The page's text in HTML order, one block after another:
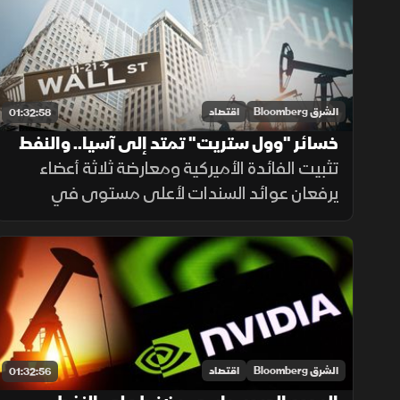
نيسان توقعات المحللين.
01:32:58 الشرق Bloomberg اقتصاد
خسائر "وول ستريت" تمتد إلى آسيا.. والنفط
يشتعل بعد تلويح ترمب بضرب إيران
تثبيت الفائدة الأميركية ومعارضة ثلاثة أعضاء
يرفعان عوائد السندات لأعلى مستوى في
عقدين. بالتزامن مع قفزة بأسعار برنت إثر تلويح
ترمب بالرد عسكريا على إيران. وتباعد أداء أسهم
التكنولوجيا.
01:32:56 الشرق Bloomberg اقتصاد